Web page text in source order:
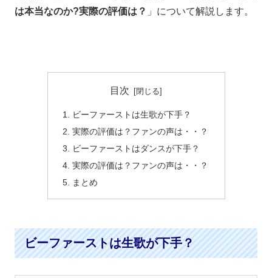
は本当なのか?実際の評価は？ 」について解説します。
目次
ビーファーストは生歌が下手？
実際の評価は？ファンの声は・・？
ビーファーストはダンスが下手？
実際の評価は？ファンの声は・・？
まとめ
ビーファーストは生歌が下手？